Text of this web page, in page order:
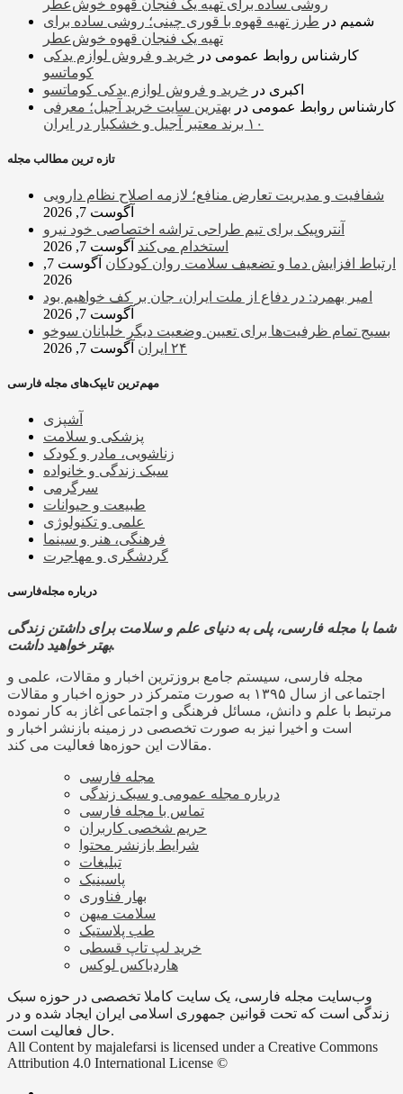
روشی ساده برای تهیه یک فنجان قهوه خوش‌عطر
شمیم در طرز تهیه قهوه با قوری چینی؛ روشی ساده برای
تهیه یک فنجان قهوه خوش‌عطر
کارشناس روابط عمومی در خرید و فروش لوازم یدکی
کوماتسو
اکبری در خرید و فروش لوازم یدکی کوماتسو
کارشناس روابط عمومی در بهترین سایت خرید آجیل؛ معرفی
۱۰ برند معتبر آجیل و خشکبار در ایران
تازه ترین مطالب مجله
شفافیت و مدیریت تعارض منافع؛ لازمه اصلاح نظام دارویی
آگوست 7, 2026
آنتروپیک برای تیم طراحی تراشه اختصاصی خود نیرو
استخدام می‌کند آگوست 7, 2026
ارتباط افزایش دما و تضعیف سلامت روان کودکان
آگوست 7,
2026
امیر بهمرد: در دفاع از ملت ایران، جان بر کف خواهیم بود
آگوست 7, 2026
بسیج تمام ظرفیت‌ها برای تعیین وضعیت دیگر خلبانان سوخو
۲۴ ایران
آگوست 7, 2026
مهم‌ترین تایپک‌های مجله فارسی
آشپزی
پزشکی و سلامت
زناشویی، مادر و کودک
سبک زندگی و خانواده
سرگرمی
طبیعت و حیوانات
علمی و تکنولوژی
فرهنگی، هنر و سینما
گردشگری و مهاجرت
درباره مجله‌فارسی
شما با مجله فارسی، پلی به دنیای علم و سلامت برای داشتن زندگی
بهتر خواهید داشت.
مجله فارسی، سیستم جامع بروزترین اخبار و مقالات، علمی و
اجتماعی از سال ۱۳۹۵ به صورت متمرکز در حوزه اخبار و مقالات
مرتبط با علم و دانش، مسائل فرهنگی و اجتماعی آغاز به کار نموده
است و اخیرا نیز به صورت تخصصی در زمینه بازنشر اخبار و
مقالات این حوزه‌ها فعالیت می کند.
مجله فارسی
درباره مجله عمومی و سبک زندگی
تماس با مجله فارسی
حریم شخصی کاربران
شرایط بازنشر محتوا
تبلیغات
پاسینیک
بهار فناوری
سلامت میهن
طب پلاستیک
خرید لپ تاپ قسطی
هاردباکس لوکس
وب‌سایت مجله فارسی، یک سایت کاملا تخصصی در حوزه سبک
زندگی است که تحت قوانین جمهوری اسلامی ایران ایجاد شده و در
حال فعالیت است.
All Content by majalefarsi is licensed under a Creative Commons
Attribution 4.0 International License ©️